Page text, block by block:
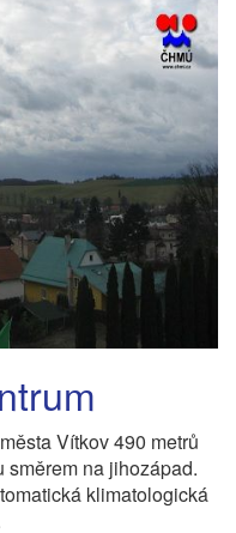
Vítkov 490 metrů
směrem na jihozápad.
klimatologická